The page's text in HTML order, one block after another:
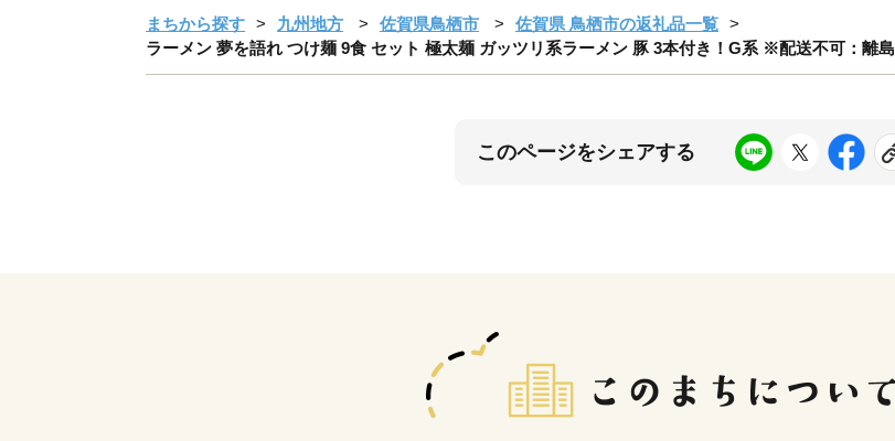
まちから探す 九州地方 佐賀県鳥栖市
佐賀県 鳥栖市の返礼品一覧
ラーメン 夢を語れ つけ麺 9食 セット 極太麺 ガッツリ系ラーメン 豚 3本付き！G系 ※配送不可：離島
このページをシェアする